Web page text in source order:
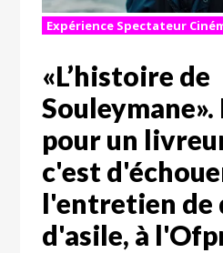
Expérience Spectateur
«L’histoire de
Souleymane».
pour un
c'est
l'entretien de
d'asile, à